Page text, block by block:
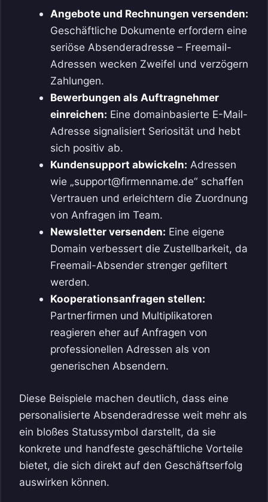
Angebote und Rechnungen versenden:
Geschäftliche Dokumente erfordern eine
seriöse Absenderadresse – Freemail-
Adressen wecken Zweifel und verzögern
Zahlungen.
Bewerbungen als Auftragnehmer
einreichen: Eine domainbasierte E-Mail-
Adresse signalisiert Seriosität und hebt
sich positiv ab.
Kundensupport abwickeln: Adressen
wie „support@firmenname.de“ schaffen
Vertrauen und erleichtern die Zuordnung
von Anfragen im Team.
Newsletter versenden: Eine eigene
Domain verbessert die Zustellbarkeit, da
Freemail-Absender strenger gefiltert
werden.
Kooperationsanfragen stellen:
Partnerfirmen und Multiplikatoren
reagieren eher auf Anfragen von
professionellen Adressen als von
generischen Absendern.
Diese Beispiele machen deutlich, dass eine
personalisierte Absenderadresse weit mehr als
ein bloßes Statussymbol darstellt, da sie
konkrete und handfeste geschäftliche Vorteile
bietet, die sich direkt auf den Geschäftserfolg
auswirken können.